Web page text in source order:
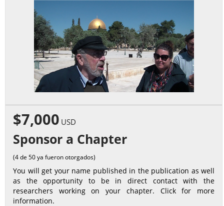
$7,000 USD
Sponsor a Chapter
(4 de 50 ya fueron otorgados)
You will get your name published in the publication as well
as the opportunity to be in direct contact with the
researchers working on your chapter. Click for more
information.